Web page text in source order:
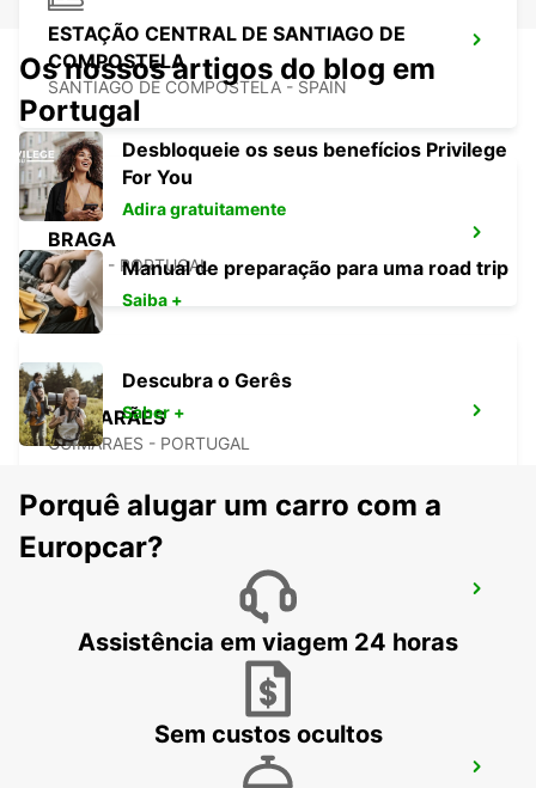
ESTAÇÃO CENTRAL DE SANTIAGO DE
COMPOSTELA
SANTIAGO DE COMPOSTELA - SPAIN
BRAGA
BRAGA - PORTUGAL
GUIMARÃES
GUIMARAES - PORTUGAL
VILA NOVA DE FAMALICÃO
VILA NOVA DE FAMALICAO - PORTUGAL
PORTO AEROPORTO
Os nossos artigos do blog em
Portugal
Desbloqueie os seus benefícios Privilege
For You
Adira gratuitamente
Manual de preparação para uma road trip
Saiba +
Descubra o Gerês
Saber +
Porquê alugar um carro com a
Europcar?
Assistência em viagem 24 horas
Sem custos ocultos